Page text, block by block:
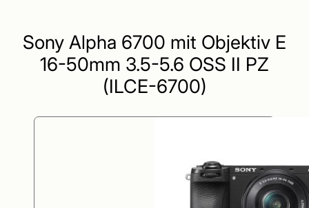
Sony Alpha 6700 mit Objektiv E
16-50mm 3.5-5.6 OSS II PZ
(ILCE-6700)